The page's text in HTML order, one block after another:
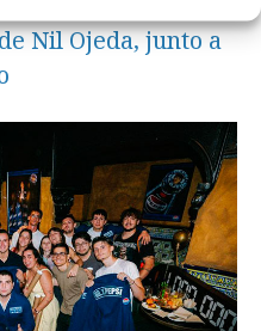
Nil Ojeda, junto a